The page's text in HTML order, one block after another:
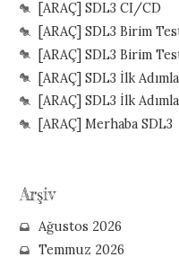
[ARAÇ] SDL3 CI/CD
[ARAÇ] SDL3 Birim
[ARAÇ] SDL3 Birim
[ARAÇ] SDL3 İlk
[ARAÇ] SDL3 İlk
[ARAÇ] Merhaba SDL3
Arşiv
Ağustos 2026
Temmuz 2026